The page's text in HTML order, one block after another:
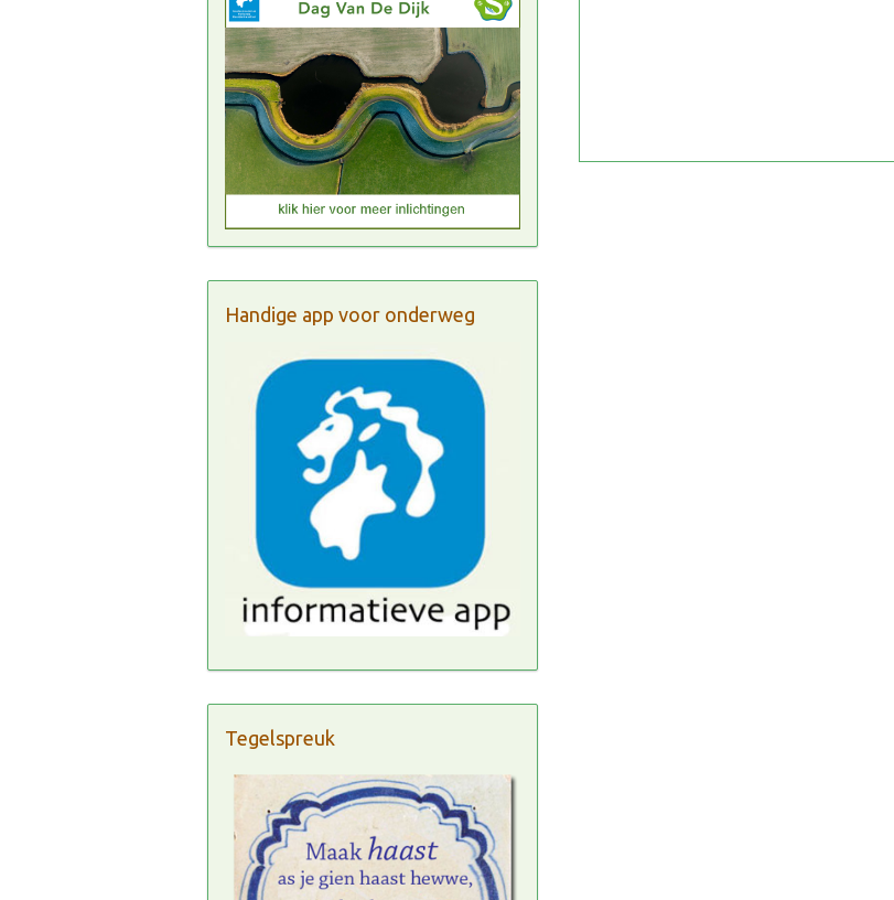
Handige app voor onderweg
Tegelspreuk